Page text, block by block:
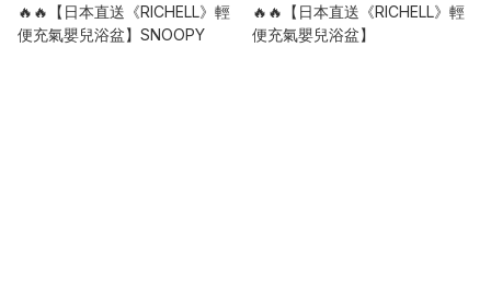
🔥🔥【日本直送《RICHELL》輕
便充氣嬰兒浴盆】SNOOPY
🔥🔥【日本直送《RICHELL》輕
便充氣嬰兒浴盆】